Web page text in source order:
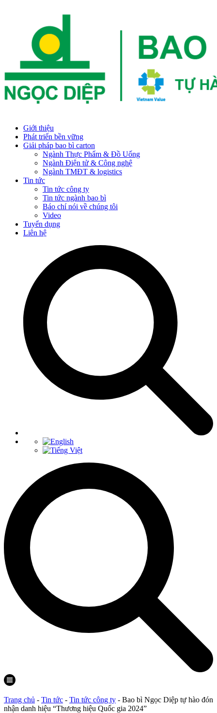
Giới thiệu
Phát triển bền vững
Giải pháp bao bì carton
Ngành Thực Phẩm & Đồ Uống
Ngành Điện tử & Công nghệ
Ngành TMĐT & logistics
Tin tức
Tin tức công ty
Tin tức ngành bao bì
Báo chí nói về chúng tôi
Video
Tuyển dụng
Liên hệ
Trang chủ - Tin tức - Tin tức công ty - Bao bì Ngọc Diệp tự hào đón
nhận danh hiệu “Thương hiệu Quốc gia 2024”